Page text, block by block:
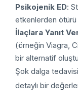
Psikojenik ED:
etkenlerden ötürü
İlaçlara Yanıt
(örneğin Viagra,
bir alternatif
Şok dalga
detaylı bir